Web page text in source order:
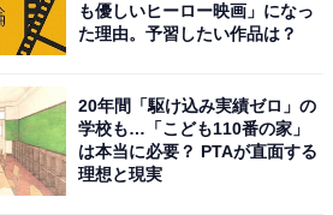
も優しいヒーロー映画」になっ
た理由。予習したい作品は？
20年間「駆け込み実績ゼロ」の
学校も…「こども110番の家」
は本当に必要？ PTAが直面する
理想と現実